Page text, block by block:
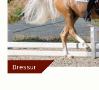
Dressur